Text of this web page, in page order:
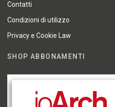
Contatti
Condizioni di utilizzo
Privacy e Cookie Law
SHOP ABBONAMENTI